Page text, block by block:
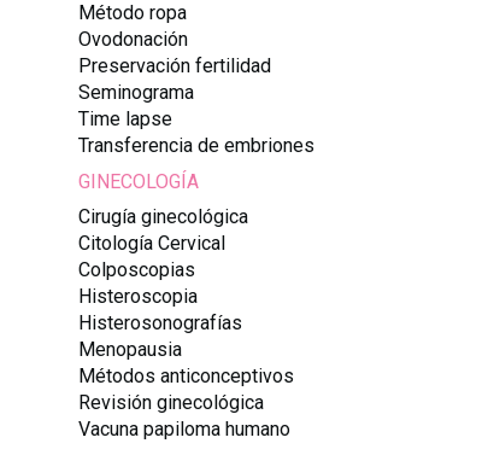
Método ropa
Ovodonación
Preservación fertilidad
Seminograma
Time lapse
Transferencia de embriones
GINECOLOGÍA
Cirugía ginecológica
Citología Cervical
Colposcopias
Histeroscopia
Histerosonografías
Menopausia
Métodos anticonceptivos
Revisión ginecológica
Vacuna papiloma humano